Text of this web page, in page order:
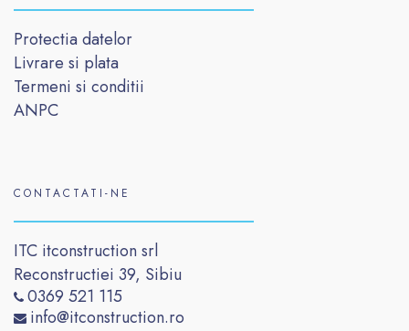
Protectia datelor
Livrare si plata
Termeni si conditii
ANPC
CONTACTATI-NE
ITC itconstruction srl
Reconstructiei 39, Sibiu
0369 521 115
info@itconstruction.ro